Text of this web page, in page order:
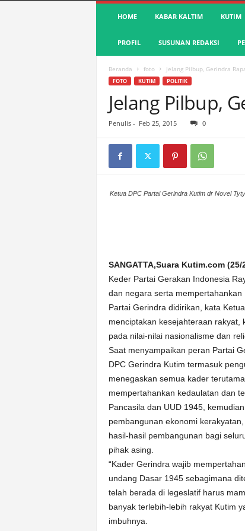
S
a
HOME KABAR KALTIM KUTIM
PROFIL SUSUNAN REDAKSI
Beranda foto Jelang Pilbup, Gerindra
FOTO KUTIM POLITIK
Jelang Pilbup,
Penulis - Feb 25, 2015 0
Ketua DPC Partai Gerindra Kutim dr Novel
SANGATTA,Suara Kutim.com (25/
Keder Partai Gerakan Indonesia
dan negara serta mempertahankan
Partai Gerindra didirikan, kata
menciptakan kesejahteraan rakyat,
pada nilai-nilai nasionalisme dan
Saat menyampaikan peran Partai
DPC Gerindra Kutim termasuk
menegaskan semua kader
mempertahankan kedaulatan dan
Pancasila dan UUD 1945,
pembangunan ekonomi
hasil-hasil pembangunan bagi
pihak asing.
“Kader Gerindra wajib
undang Dasar 1945 sebagimana
telah berada di legeslatif harus
banyak terlebih-lebih rakyat Kutim
imbuhnya.